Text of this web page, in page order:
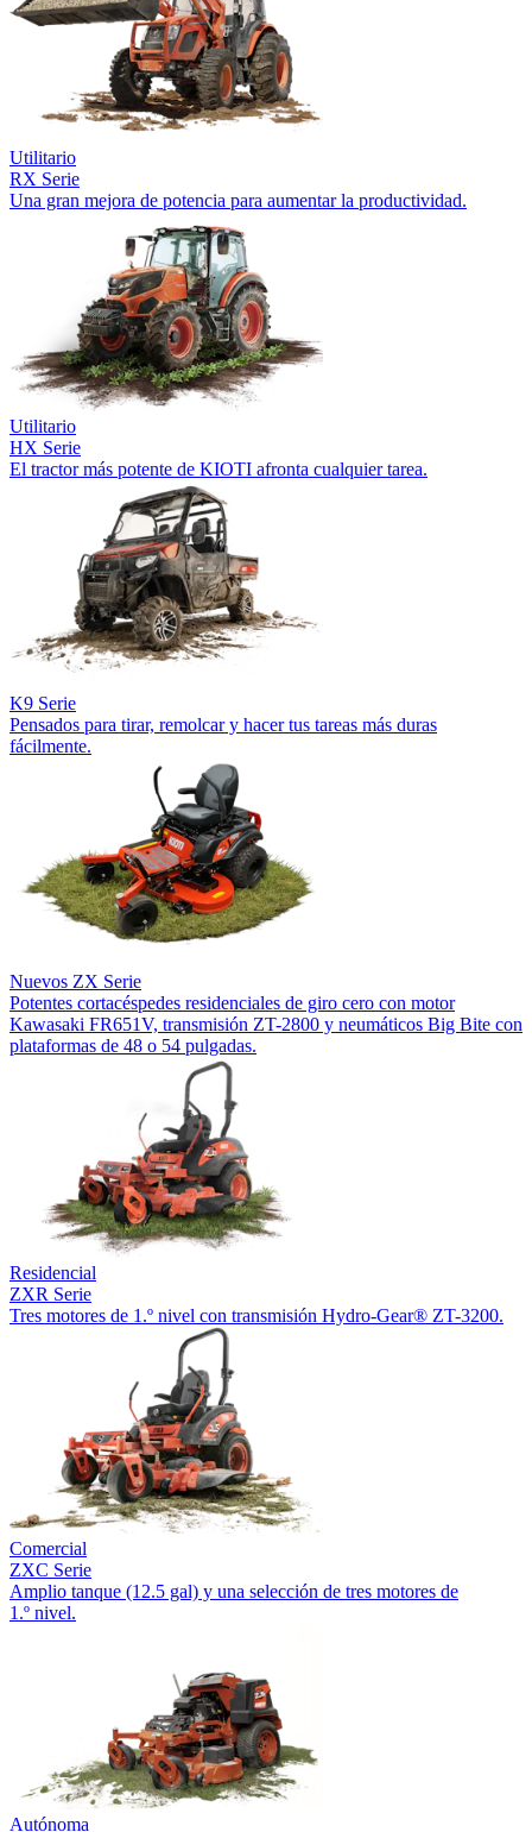
Utilitario
RX Serie
Una gran mejora de potencia para aumentar la productividad.
Utilitario
HX Serie
El tractor más potente de KIOTI afronta cualquier tarea.
K9 Serie
Pensados para tirar, remolcar y hacer tus tareas más duras
fácilmente.
Nuevos ZX Serie
Potentes cortacéspedes residenciales de giro cero con motor
Kawasaki FR651V, transmisión ZT-2800 y neumáticos Big Bite con
plataformas de 48 o 54 pulgadas.
Residencial
ZXR Serie
Tres motores de 1.º nivel con transmisión Hydro-Gear® ZT-3200.
Comercial
ZXC Serie
Amplio tanque (12.5 gal) y una selección de tres motores de
1.º nivel.
Autónoma